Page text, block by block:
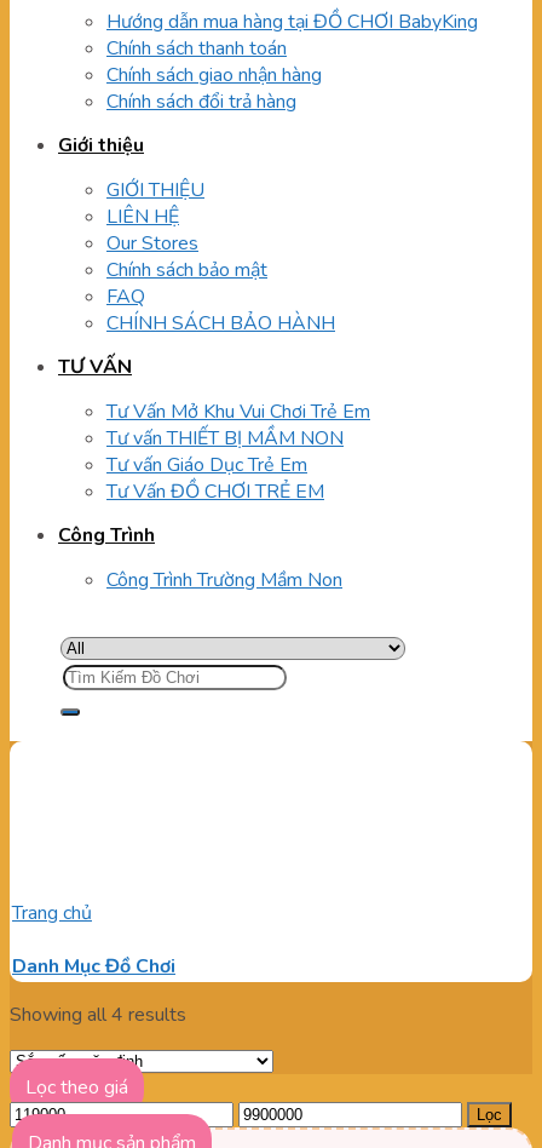
Hướng dẫn mua hàng tại ĐỒ CHƠI BabyKing
Chính sách thanh toán
Chính sách giao nhận hàng
Chính sách đổi trả hàng
Giới thiệu
GIỚI THIỆU
LIÊN HỆ
Our Stores
Chính sách bảo mật
FAQ
CHÍNH SÁCH BẢO HÀNH
TƯ VẤN
Tư Vấn Mở Khu Vui Chơi Trẻ Em
Tư vấn THIẾT BỊ MẦM NON
Tư vấn Giáo Dục Trẻ Em
Tư Vấn ĐỒ CHƠI TRẺ EM
Công Trình
Công Trình Trường Mầm Non
Tìm
kiếm:
Trang chủ
Danh Mục Đồ Chơi
Showing all 4 results
Lọc theo giá
Giá
tối
Giá
Lọc